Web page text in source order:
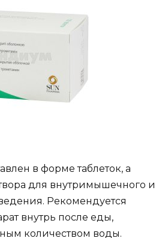
в форме таблеток, а
для внутримышечного и
Рекомендуется
внутрь после еды,
количеством воды.